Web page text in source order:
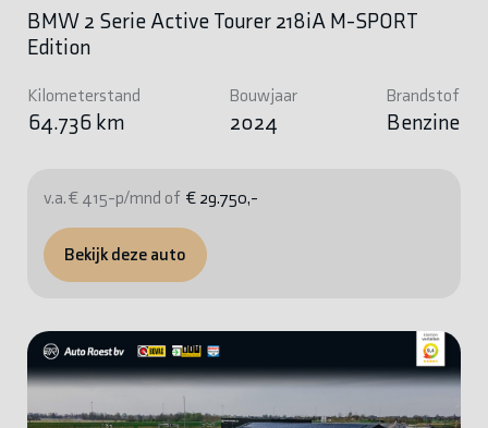
BMW 2 Serie Active Tourer 218iA M-SPORT
Edition
Kilometerstand
64.736 km
Bouwjaar
2024
Brandstof
Benzine
v.a. € 415-p/mnd of € 29.750,-
Bekijk deze auto